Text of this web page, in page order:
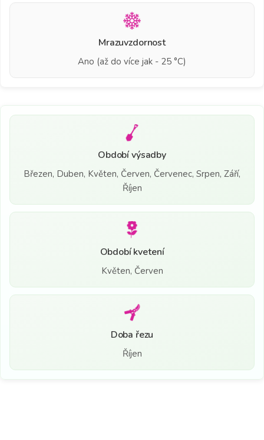
Mrazuvzdornost
Ano (až do více jak - 25 °C)
Období výsadby
Březen, Duben, Květen, Červen, Červenec, Srpen, Září,
Říjen
Období kvetení
Květen, Červen
Doba řezu
Říjen